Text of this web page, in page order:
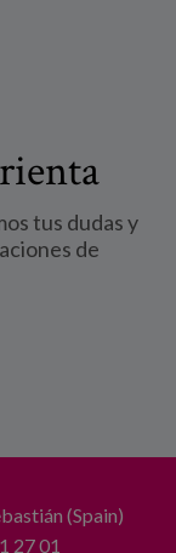
tus dudas y
de
(Spain)
27 01